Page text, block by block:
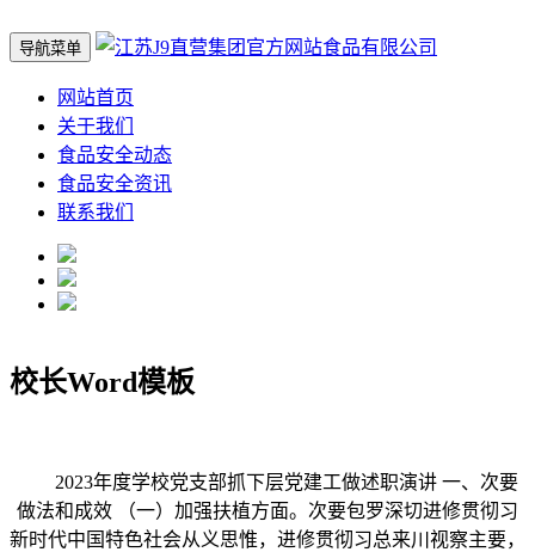
导航菜单
网站首页
关于我们
食品安全动态
食品安全资讯
联系我们
校长Word模板
2023年度学校党支部抓下层党建工做述职演讲 一、次要
做法和成效 （一）加强扶植方面。次要包罗深切进修贯彻习
新时代中国特色社会从义思惟，进修贯彻习总来川视察主要，